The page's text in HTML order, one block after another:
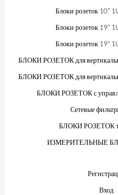
Блоки розеток 10”
Блоки розеток 19”
Блоки розеток 19”
БЛОКИ РОЗЕТОК для
БЛОКИ РОЗЕТОК для
БЛОКИ РОЗЕТОК с
Сетевые
БЛОКИ РОЗЕТОК
ИЗМЕРИТЕЛЬНЫЕ
Вход